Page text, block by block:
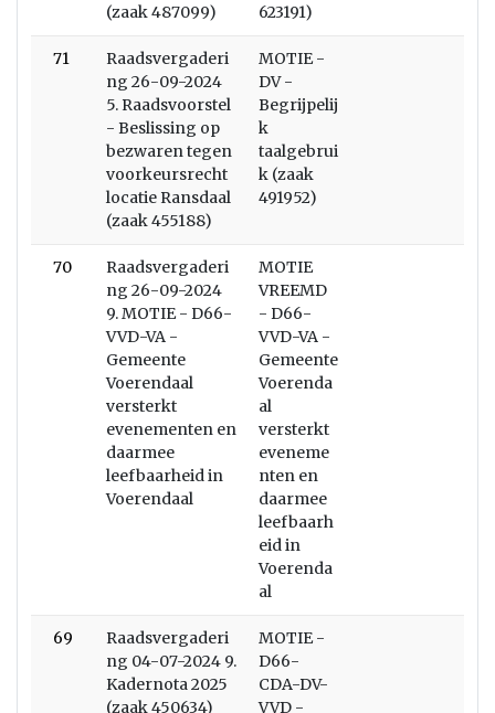
(zaak 487099)
623191)
71
Raadsvergaderi
ng 26-09-2024
5. Raadsvoorstel
- Beslissing op
bezwaren tegen
voorkeursrecht
locatie Ransdaal
(zaak 455188)
MOTIE -
DV -
Begrijpelij
k
taalgebrui
k (zaak
491952)
70
Raadsvergaderi
ng 26-09-2024
9. MOTIE - D66-
VVD-VA -
Gemeente
Voerendaal
versterkt
evenementen en
daarmee
leefbaarheid in
Voerendaal
MOTIE
VREEMD
- D66-
VVD-VA -
Gemeente
Voerenda
al
versterkt
eveneme
nten en
daarmee
leefbaarh
eid in
Voerenda
al
69
Raadsvergaderi
ng 04-07-2024 9.
Kadernota 2025
(zaak 450634)
MOTIE -
D66-
CDA-DV-
VVD -